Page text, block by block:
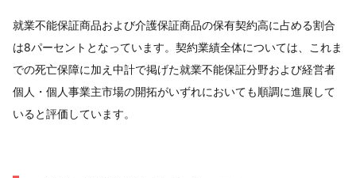
就業不能保証商品および介護保証商品の保有契約高に占める割合
は8パーセントとなっています。契約業績全体については、これま
での死亡保障に加え中計で掲げた就業不能保証分野および経営者
個人・個人事業主市場の開拓がいずれにおいても順調に進展して
いると評価しています。